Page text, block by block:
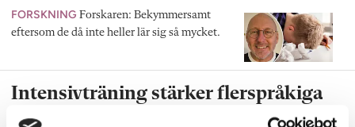
FORSKNING Forskaren: Bekymmersamt
eftersom de då inte heller lär sig så mycket.
Intensivträning stärker flerspråkiga
elevers ordförråd